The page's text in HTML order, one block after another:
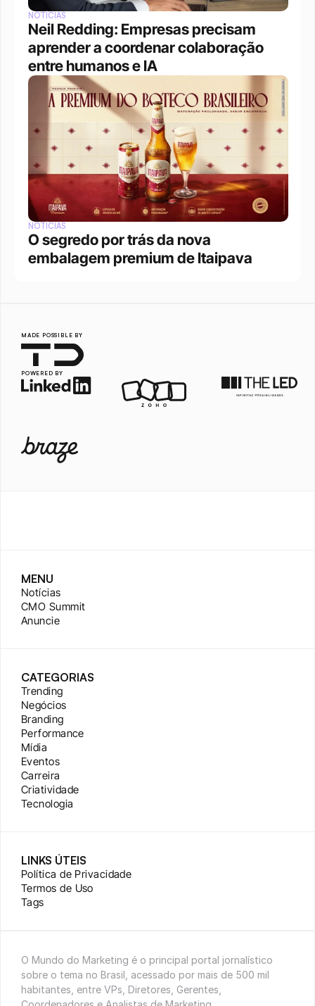
NOTÍCIAS
Neil Redding: Empresas precisam
aprender a coordenar colaboração
entre humanos e IA
NOTÍCIAS
O segredo por trás da nova
embalagem premium de Itaipava
MADE POSSIBLE BY
POWERED BY
MENU
Notícias
CMO Summit
Anuncie
CATEGORIAS
Trending
Negócios
Branding
Performance
Mídia
Eventos
Carreira
Criatividade
Tecnologia
LINKS ÚTEIS
Política de Privacidade
Termos de Uso
Tags
O Mundo do Marketing é o principal portal jornalístico
sobre o tema no Brasil, acessado por mais de 500 mil
habitantes, entre VPs, Diretores, Gerentes,